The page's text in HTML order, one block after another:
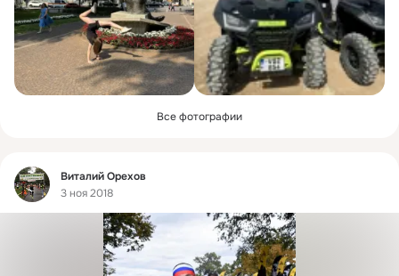
Все фотографии
Фид
Виталий Орехов
3 ноя 2018